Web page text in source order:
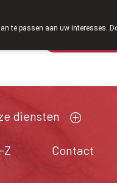
diensten
Z Contact
te passen aan uw interesses.